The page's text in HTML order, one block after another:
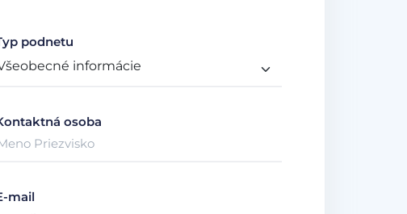
podnetu
osoba
mail